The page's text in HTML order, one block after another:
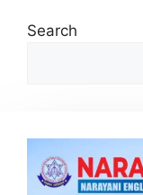
Search